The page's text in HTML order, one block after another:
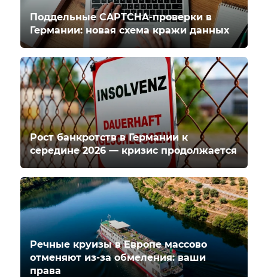
Поддельные CAPTCHA-проверки в
Германии: новая схема кражи данных
Рост банкротств в Германии к
середине 2026 — кризис продолжается
Речные круизы в Европе массово
отменяют из-за обмеления: ваши
права